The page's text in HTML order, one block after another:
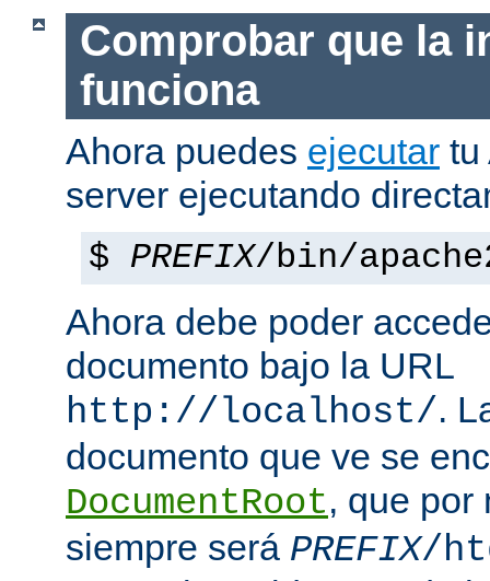
Comprobar que la
funciona
Ahora puedes ejecutar tu
server ejecutando
$ PREFIX/bin/
Ahora debe poder
documento bajo la URL
http://localhost/.
documento que ve se
DocumentRoot, que por
siempre será PREFIX/